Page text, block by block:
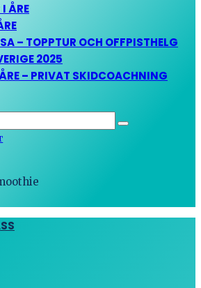
ÅRE
– TOPPTUR OCH OFFPISTHELG
2025
– PRIVAT SKIDCOACHNING